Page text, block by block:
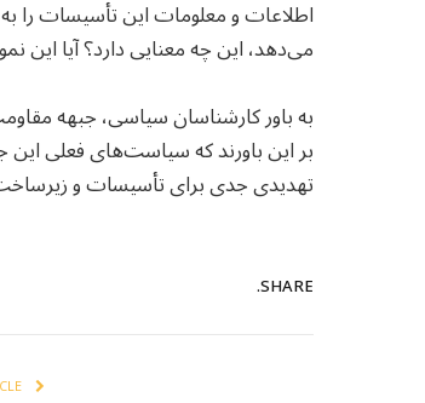
اطلاعات و معلومات این تأسیسات را
می‌دهد، این چه معنایی دارد؟ آیا
به باور کارشناسان سیاسی، جبهه
بر این باورند که سیاست‌های فعلی این
تهدیدی جدی برای تأسیسات و
SHARE.